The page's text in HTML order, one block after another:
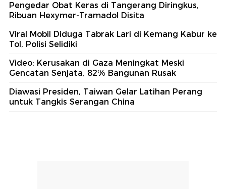
Pengedar Obat Keras di Tangerang Diringkus,
Ribuan Hexymer-Tramadol Disita
Viral Mobil Diduga Tabrak Lari di Kemang Kabur ke
Tol, Polisi Selidiki
Video: Kerusakan di Gaza Meningkat Meski
Gencatan Senjata, 82% Bangunan Rusak
Diawasi Presiden, Taiwan Gelar Latihan Perang
untuk Tangkis Serangan China